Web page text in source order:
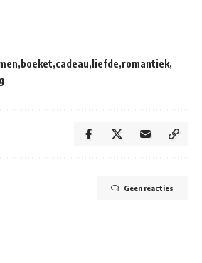
boeket cadeau liefde romantiek
Geen reacties